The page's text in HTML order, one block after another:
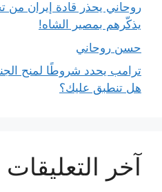
روحاني يحذر قادة إيران
يذكّرهم بمصير الشاه!
حسن روحاني
ترامب يحدد شروطًا لمنح
هل تنطبق عليك؟
آخر التعليقات